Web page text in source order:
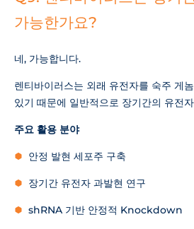
가능한가요?
네, 가능합니다.
렌티바이러스는 외래 유전자를 숙주 게
있기 때문에 일반적으로 장기간의 유전
주요 활용 분야
안정 발현 세포주 구축
장기간 유전자 과발현 연구
shRNA 기반 안정적 Knockdown